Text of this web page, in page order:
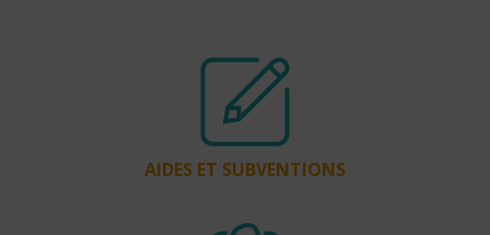
AIDES ET SUBVENTIONS